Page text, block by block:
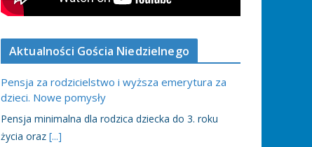
Aktualności Gościa Niedzielnego
Pensja za rodzicielstwo i wyższa emerytura za
dzieci. Nowe pomysły
Pensja minimalna dla rodzica dziecka do 3. roku
życia oraz [...]